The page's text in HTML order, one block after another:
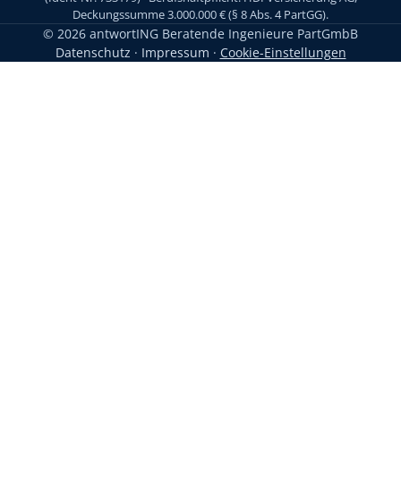
Deckungssumme 3.000.000 € (§ 8 Abs. 4 PartGG).
© 2026 antwortING Beratende Ingenieure PartGmbB
Datenschutz · Impressum · Cookie-Einstellungen